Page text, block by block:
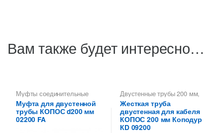
Вам также будет интересно…
Муфты соединительные
KOPOS
Муфта для двустенной
трубы КОПОС d200 мм
02200 FA
Двустенные трубы 200 мм,
Двустенные трубы KOPOS -
Копофлекс, Коподур
Коподур КОПОС жесткие
двустенные
Жесткая труба
двустенная для кабеля
КОПОС 200 мм Коподур
КD 09200